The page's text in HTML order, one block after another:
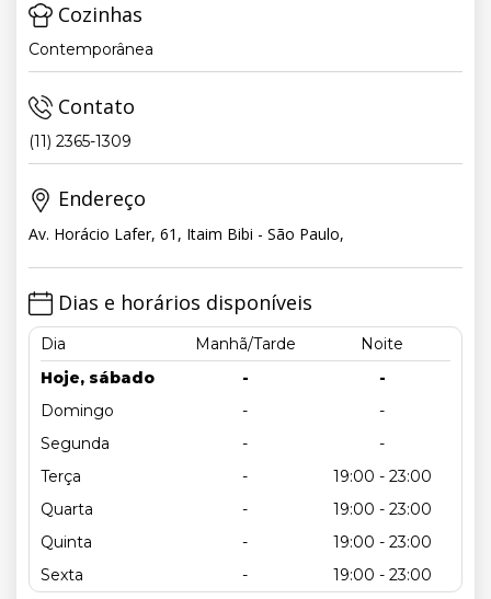
Cozinhas
Contemporânea
Contato
(11) 2365-1309
Endereço
Av. Horácio Lafer, 61, Itaim Bibi - São Paulo,
Dias e horários disponíveis
Dia Manhã/Tarde
Noite
Hoje, sábado
-
-
Domingo
-
-
Segunda
-
-
Terça
-
19:00 - 23:00
Quarta
-
19:00 - 23:00
Quinta
-
19:00 - 23:00
Sexta
- 19:00 - 23:00